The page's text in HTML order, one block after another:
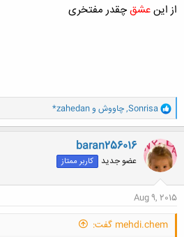
از اینعشقچقدر مفتخری
و
ا
ک
ن
ش
ه
ا
Sonrisa
,چاووش و*zahedan
baran256016
عضو جدید کاربر ممتاز
Aug 9, 2015
mehdi.chem گفت: